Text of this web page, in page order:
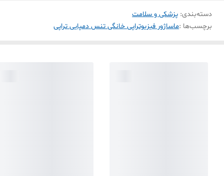
دسته‌بندی: پزشکی و سلامت
برچسب‌ها :ماساژور فیزیوتراپی خانگی تنس دمپایی تراپی